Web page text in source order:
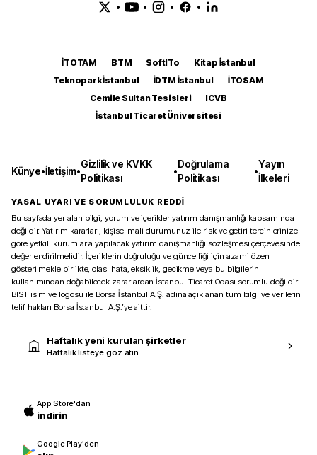
• • • •
İTOTAM BTM SoftITo
Kitap İstanbul
Teknopark İstanbul
İDTM İstanbul
İTOSAM
Cemile Sultan Tesisleri
ICVB
İstanbul Ticaret Üniversitesi
Künye•İletişim•
Gizlilik ve KVKK
Politikası
•
Doğrulama
Politikası
•
Yayın
İlkeleri
YASAL UYARI VE SORUMLULUK REDDİ
Bu sayfada yer alan bilgi, yorum ve içerikler yatırım danışmanlığı kapsamında
değildir. Yatırım kararları, kişisel mali durumunuz ile risk ve getiri tercihlerinize
göre yetkili kurumlarla yapılacak yatırım danışmanlığı sözleşmesi çerçevesinde
değerlendirilmelidir. İçeriklerin doğruluğu ve güncelliği için azami özen
gösterilmekle birlikte, olası hata, eksiklik, gecikme veya bu bilgilerin
kullanımından doğabilecek zararlardan İstanbul Ticaret Odası sorumlu değildir.
BIST isim ve logosu ile Borsa İstanbul A.Ş. adına açıklanan tüm bilgi ve verilerin
telif hakları Borsa İstanbul A.Ş.’ye aittir.
Haftalık yeni kurulan şirketler
Haftalık listeye göz atın
App Store'dan
indirin
Google Play'den